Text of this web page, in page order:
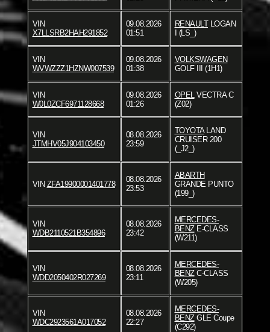
VIN
X7LLSRB2HAH291852
09.08.2026
01:51
RENAULTLOGAN
I (LS_)
VIN
WVWZZZ1HZNW007539
09.08.2026
01:38
VOLKSWAGEN
GOLF III (1H1)
VIN
W0L0ZCF6971128668
09.08.2026
01:26
OPEL VECTRA C
(Z02)
VIN
JTMHV05J904103450
08.08.2026
23:59
TOYOTALAND
CRUISER 200
(_J2_)
VIN ZFA19900001401778
08.08.2026
23:53
ABARTH
GRANDE PUNTO
(199_)
VIN
WDB2110521B354896
08.08.2026
23:42
MERCEDES-
BENZE-CLASS
(W211)
VIN
WDD2050402R027269
08.08.2026
23:11
MERCEDES-
BENZC-CLASS
(W205)
VIN
WDC2923561A017052
08.08.2026
22:27
MERCEDES-
BENZGLE Coupe
(C292)